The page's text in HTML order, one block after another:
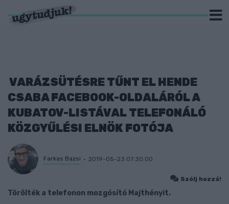
VARÁZSÜTÉSRE TŰNT EL HENDE
CSABA FACEBOOK-OLDALÁRÓL A
KUBATOV-LISTÁVAL TELEFONÁLÓ
KÖZGYŰLÉSI ELNÖK FOTÓJA
Farkas Bazsi 2019-05-23 07:30:00
Szólj hozzá!
Törölték a telefonon mozgósító Majthényit.